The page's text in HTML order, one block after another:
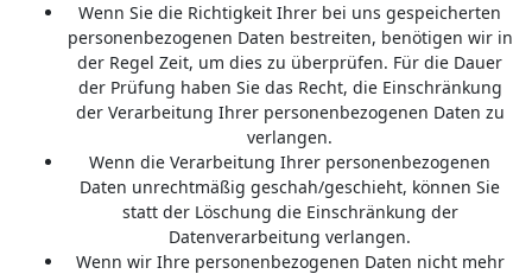
Wenn Sie die Richtigkeit Ihrer bei uns gespeicherten
personenbezogenen Daten bestreiten, benötigen wir in
der Regel Zeit, um dies zu überprüfen. Für die Dauer
der Prüfung haben Sie das Recht, die Einschränkung
der Verarbeitung Ihrer personenbezogenen Daten zu
verlangen.
Wenn die Verarbeitung Ihrer personenbezogenen
Daten unrechtmäßig geschah/geschieht, können Sie
statt der Löschung die Einschränkung der
Datenverarbeitung verlangen.
Wenn wir Ihre personenbezogenen Daten nicht mehr